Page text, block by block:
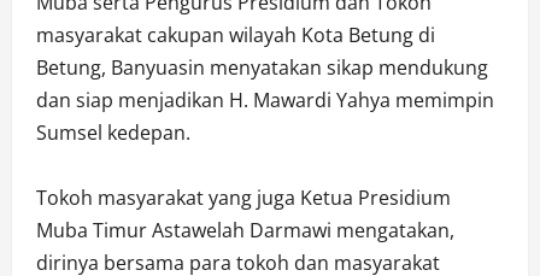
masyarakat cakupan wilayah Kota Betung di
Betung, Banyuasin menyatakan sikap mendukung
dan siap menjadikan H. Mawardi Yahya memimpin
Sumsel kedepan.
Tokoh masyarakat yang juga Ketua Presidium
Muba Timur Astawelah Darmawi mengatakan,
dirinya bersama para tokoh dan masyarakat